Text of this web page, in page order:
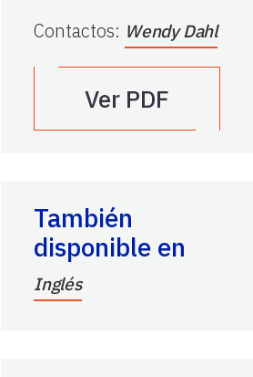
Contactos: Wendy Dahl
Ver PDF
También
disponible en
Inglés